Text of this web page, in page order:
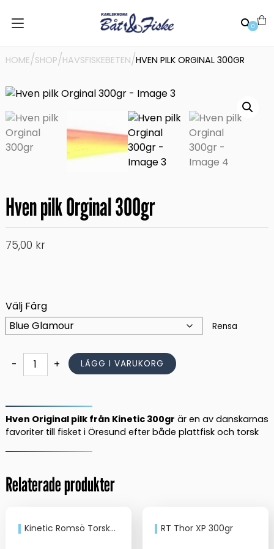
0
HOME/SHOP/HAVSFISKEBETEN/HVEN PILK ORGINAL 300GR
Hven pilk Orginal 300gr
75,00 kr
Välj Färg
Rensa
-
300gr
mängd
+ LÄGG I VARUKORG
Hven Original pilk från Kinetic 300gr är en av danskarnas
favoriter till fisket i Öresund efter både plattfisk och torsk
Relaterade produkter
Kinetic Romsö Torskpilk 310gr RT Thor XP 300gr